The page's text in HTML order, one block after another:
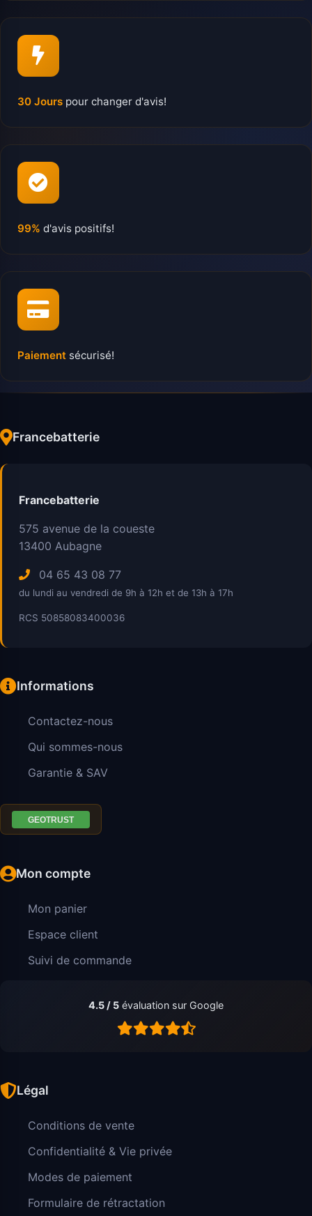
30 Jours pour changer d'avis!
99% d'avis positifs!
Paiement sécurisé!
Francebatterie
Francebatterie
575 avenue de la coueste
13400 Aubagne
04 65 43 08 77
du lundi au vendredi de 9h à 12h et de 13h à 17h
RCS 50858083400036
Informations
Contactez-nous
Qui sommes-nous
Garantie & SAV
Mon compte
Mon panier
Espace client
Suivi de commande
4.5 / 5 évaluation sur Google
Légal
Conditions de vente
Confidentialité & Vie privée
Modes de paiement
Formulaire de rétractation